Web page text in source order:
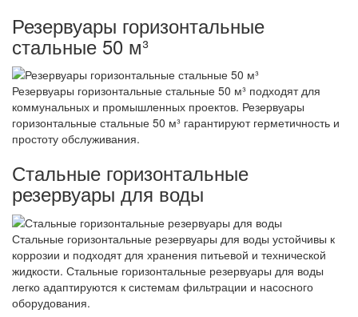
Резервуары горизонтальные
стальные 50 м³
Резервуары горизонтальные стальные 50 м³ подходят для
коммунальных и промышленных проектов. Резервуары
горизонтальные стальные 50 м³ гарантируют герметичность и
простоту обслуживания.
Стальные горизонтальные
резервуары для воды
Стальные горизонтальные резервуары для воды устойчивы к
коррозии и подходят для хранения питьевой и технической
жидкости. Стальные горизонтальные резервуары для воды
легко адаптируются к системам фильтрации и насосного
оборудования.